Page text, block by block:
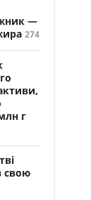
—
274
г
свою